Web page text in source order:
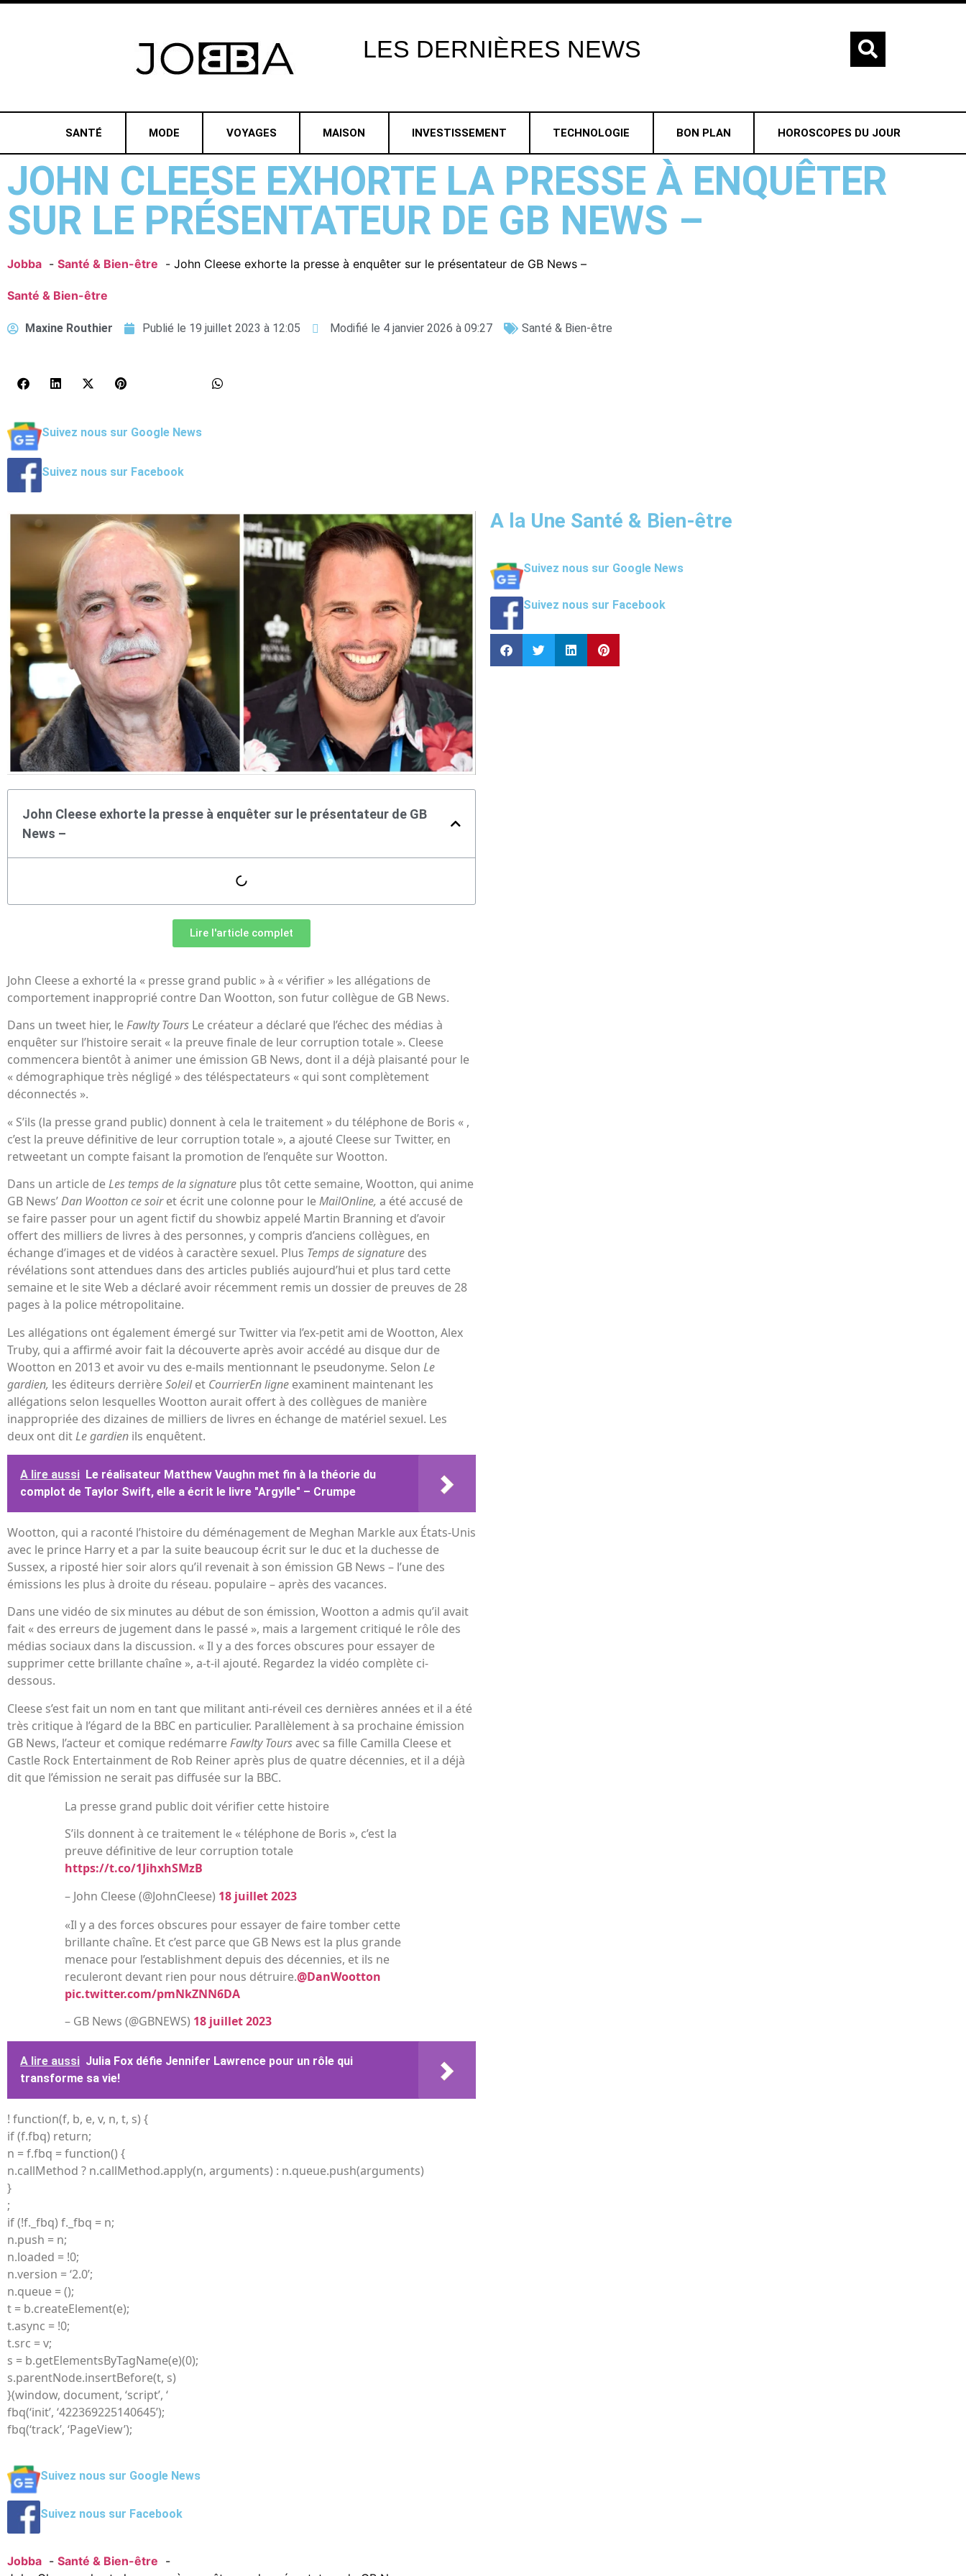
LES DERNIÈRES NEWS
SANTÉ MODE VOYAGES MAISON INVESTISSEMENT TECHNOLOGIE BON PLAN HOROSCOPES DU JOUR
JOHN CLEESE EXHORTE LA PRESSE À ENQUÊTER
SUR LE PRÉSENTATEUR DE GB NEWS –
Jobba Santé & Bien-être John Cleese exhorte la presse à enquêter sur le présentateur de GB News –
Santé & Bien-être
Maxine Routhier Publié le 19 juillet 2023 à 12:05 Modifié le 4 janvier 2026 à 09:27 Santé & Bien-être
Suivez nous sur Google News
Suivez nous sur Facebook
John Cleese exhorte la presse à enquêter sur le présentateur de GB
News –
Lire l'article complet
John Cleese a exhorté la « presse grand public » à « vérifier » les allégations de
comportement inapproprié contre Dan Wootton, son futur collègue de GB News.
Dans un tweet hier, leFawlty Tours Le créateur a déclaré que l’échec des médias à
enquêter sur l’histoire serait « la preuve finale de leur corruption totale ». Cleese
commencera bientôt à animer une émission GB News, dont il a déjà plaisanté pour le
« démographique très négligé » des téléspectateurs « qui sont complètement
déconnectés ».
« S’ils (la presse grand public) donnent à cela le traitement » du téléphone de Boris « ,
c’est la preuve définitive de leur corruption totale », a ajouté Cleese sur Twitter, en
retweetant un compte faisant la promotion de l’enquête sur Wootton.
Dans un article deLes temps de la signature plus tôt cette semaine, Wootton, qui anime
GB News’Dan Wootton ce soiret écrit une colonne pour leMailOnline, a été accusé de
se faire passer pour un agent fictif du showbiz appelé Martin Branning et d’avoir
offert des milliers de livres à des personnes, y compris d’anciens collègues, en
échange d’images et de vidéos à caractère sexuel. Plus Temps de signature des
révélations sont attendues dans des articles publiés aujourd’hui et plus tard cette
semaine et le site Web a déclaré avoir récemment remis un dossier de preuves de 28
pages à la police métropolitaine.
Les allégations ont également émergé sur Twitter via l’ex-petit ami de Wootton, Alex
Truby, qui a affirmé avoir fait la découverte après avoir accédé au disque dur de
Wootton en 2013 et avoir vu des e-mails mentionnant le pseudonyme. Selon Le
gardien, les éditeurs derrièreSoleilet CourrierEn ligne examinent maintenant les
allégations selon lesquelles Wootton aurait offert à des collègues de manière
inappropriée des dizaines de milliers de livres en échange de matériel sexuel. Les
deux ont ditLe gardien ils enquêtent.
A lire aussi Le réalisateur Matthew Vaughn met fin à la théorie du
complot de Taylor Swift, elle a écrit le livre "Argylle" – Crumpe
Wootton, qui a raconté l’histoire du déménagement de Meghan Markle aux États-Unis
avec le prince Harry et a par la suite beaucoup écrit sur le duc et la duchesse de
Sussex, a riposté hier soir alors qu’il revenait à son émission GB News – l’une des
émissions les plus à droite du réseau. populaire – après des vacances.
Dans une vidéo de six minutes au début de son émission, Wootton a admis qu’il avait
fait « des erreurs de jugement dans le passé », mais a largement critiqué le rôle des
médias sociaux dans la discussion. « Il y a des forces obscures pour essayer de
supprimer cette brillante chaîne », a-t-il ajouté. Regardez la vidéo complète ci-
dessous.
Cleese s’est fait un nom en tant que militant anti-réveil ces dernières années et il a été
très critique à l’égard de la BBC en particulier. Parallèlement à sa prochaine émission
GB News, l’acteur et comique redémarreFawlty Toursavec sa fille Camilla Cleese et
Castle Rock Entertainment de Rob Reiner après plus de quatre décennies, et il a déjà
dit que l’émission ne serait pas diffusée sur la BBC.
La presse grand public doit vérifier cette histoire
S’ils donnent à ce traitement le « téléphone de Boris », c’est la
preuve définitive de leur corruption totale
https://t.co/1JihxhSMzB
– John Cleese (@JohnCleese) 18 juillet 2023
«Il y a des forces obscures pour essayer de faire tomber cette
brillante chaîne. Et c’est parce que GB News est la plus grande
menace pour l’establishment depuis des décennies, et ils ne
reculeront devant rien pour nous détruire.@DanWootton
pic.twitter.com/pmNkZNN6DA
– GB News (@GBNEWS) 18 juillet 2023
A lire aussi Julia Fox défie Jennifer Lawrence pour un rôle qui
transforme sa vie!
! function(f, b, e, v, n, t, s) {
if (f.fbq) return;
n = f.fbq = function() {
n.callMethod ? n.callMethod.apply(n, arguments) : n.queue.push(arguments)
}
;
if (!f._fbq) f._fbq = n;
n.push = n;
n.loaded = !0;
n.version = ‘2.0’;
n.queue = ();
t = b.createElement(e);
t.async = !0;
t.src = v;
s = b.getElementsByTagName(e)(0);
s.parentNode.insertBefore(t, s)
}(window, document, ‘script’, ‘
fbq(‘init’, ‘422369225140645’);
fbq(‘track’, ‘PageView’);
Suivez nous sur Google News
Suivez nous sur Facebook
Jobba
Santé & Bien-être
A la Une Santé & Bien-être
Suivez nous sur Google News
Suivez nous sur Facebook